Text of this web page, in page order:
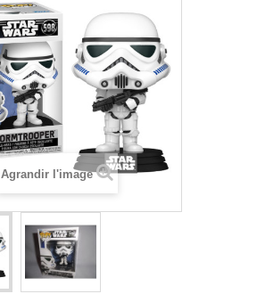
Agrandir l'image